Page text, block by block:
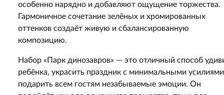
особенно нарядно и добавляют ощущение торжества.
Гармоничное сочетание зелёных и хромированных
оттенков создаёт живую и сбалансированную
композицию.
Набор «Парк динозавров» — это отличный способ
ребёнка, украсить праздник с минимальными
подарить всем гостям незабываемые эмоции. Он